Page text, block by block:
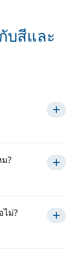
บสีและ
?
ม่?